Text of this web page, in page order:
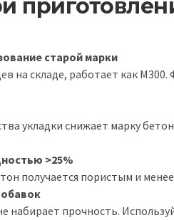
старой марки
на складе, работает как
укладки снижает марку
>25%
получается пористым и
набирает прочность.